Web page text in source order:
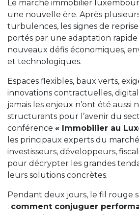
Le marché immobilier
une nouvelle ère. Après
turbulences, les signes de
portés par une adaptation
nouveaux défis économiques,
et technologiques.
Espaces flexibles, baux verts,
innovations contractuelles,
jamais les enjeux n’ont été aussi
structurants pour l’avenir du
conférence « Immobilier au
les principaux experts du marché
investisseurs, développeurs,
pour décrypter les grandes
leurs solutions concrètes.
Pendant deux jours, le fil rouge
: comment conjuguer